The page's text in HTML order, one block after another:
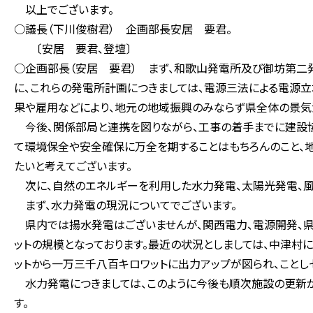
以上でございます。
○議長（下川俊樹君） 企画部長安居 要君。
〔安居 要君、登壇〕
○企画部長（安居 要君） まず、和歌山発電所及び御坊第二
に、これらの発電所計画につきましては、電源三法による電
果や雇用などにより、地元の地域振興のみならず県全体の景
今後、関係部局と連携を図りながら、工事の着手までに建
て環境保全や安全確保に万全を期することはもちろんのこと
たいと考えてございます。
次に、自然のエネルギーを利用した水力発電、太陽光発電、
まず、水力発電の現況についてでございます。
県内では揚水発電はございませんが、関西電力、電源開発
ットの規模となっております。最近の状況としましては、中
ットから一万三千八百キロワットに出力アップが図られ、こと
水力発電につきましては、このように今後も順次施設の更
す。